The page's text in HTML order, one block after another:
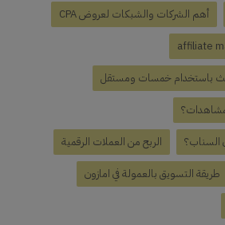
أهم الشركات والشبكات لعروض CPA
باستخدام خمسات ومستقل
السناب؟ الربح من العملات الرقمية
طريقة التسويق بالعمولة في امازون